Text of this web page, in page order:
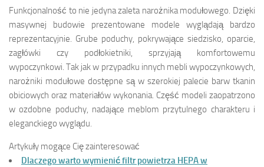
Funkcjonalność to nie jedyna zaleta narożnika modułowego. Dzięki
masywnej budowie prezentowane modele wyglądają bardzo
reprezentacyjnie. Grube poduchy, pokrywające siedzisko, oparcie,
zagłówki czy podłokietniki, sprzyjają komfortowemu
wypoczynkowi. Tak jak w przypadku innych mebli wypoczynkowych,
narożniki modułowe dostępne są w szerokiej palecie barw tkanin
obiciowych oraz materiałów wykonania. Część modeli zaopatrzono
w ozdobne poduchy, nadające meblom przytulnego charakteru i
eleganckiego wyglądu.
Artykuły mogące Cię zainteresować
Dlaczego warto wymienić filtr powietrza HEPA w